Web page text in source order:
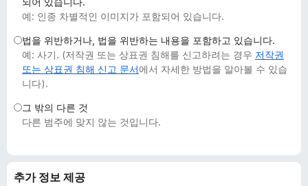
예: 인종 차별적인 이미지가 포함되어 있습니다.
법을 위반하거나, 법을 위반하는 내용을 포함하고 있습니다.
예: 사기. (저작권 또는 상표권 침해를 신고하려는 경우 저작권
또는 상표권 침해 신고 문서에서 자세한 방법을 알아볼 수 있습
니다).
그 밖의 다른 것
다른 범주에 맞지 않는 것입니다.
추가 정보 제공